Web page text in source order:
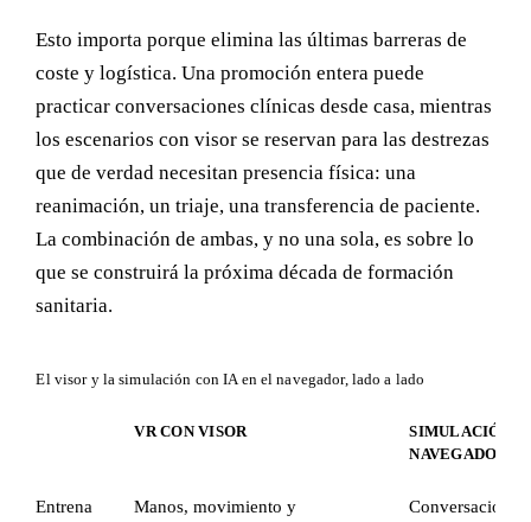
Esto importa porque elimina las últimas barreras de
coste y logística. Una promoción entera puede
practicar conversaciones clínicas desde casa, mientras
los escenarios con visor se reservan para las destrezas
que de verdad necesitan presencia física: una
reanimación, un triaje, una transferencia de paciente.
La combinación de ambas, y no una sola, es sobre lo
que se construirá la próxima década de formación
sanitaria.
El visor y la simulación con IA en el navegador, lado a lado
VR CON VISOR
SIMULACIÓN
NAVEGADOR
Entrena
Manos, movimiento y
Conversación,